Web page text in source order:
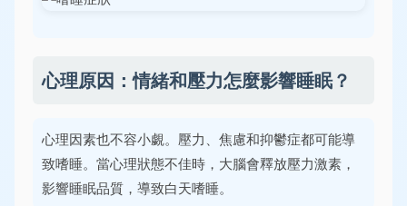
心理原因：情緒和壓力怎麼影響睡眠？
心理因素也不容小覷。壓力、焦慮和抑鬱症都可能導
致嗜睡。當心理狀態不佳時，大腦會釋放壓力激素，
影響睡眠品質，導致白天嗜睡。